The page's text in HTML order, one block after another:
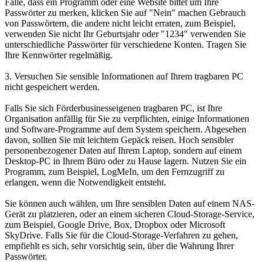
Passwörter zu merken, klicken Sie auf "Nein" machen Gebrauch
von Passwörtern, die andere nicht leicht erraten, zum Beispiel,
verwenden Sie nicht Ihr Geburtsjahr oder "1234" verwenden Sie
unterschiedliche Passwörter für verschiedene Konten. Tragen Sie
Ihre Kennwörter regelmäßig.
3. Versuchen Sie sensible Informationen auf Ihrem tragbaren PC
nicht gespeichert werden.
Falls Sie sich Förderbusinesseigenen tragbaren PC, ist Ihre
Organisation anfällig für Sie zu verpflichten, einige Informationen
und Software-Programme auf dem System speichern. Abgesehen
davon, sollten Sie mit leichtem Gepäck reisen. Hoch sensibler
personenbezogener Daten auf Ihrem Laptop, sondern auf einem
Desktop-PC in Ihrem Büro oder zu Hause lagern. Nutzen Sie ein
Programm, zum Beispiel, LogMeIn, um den Fernzugriff zu
erlangen, wenn die Notwendigkeit entsteht.
Sie können auch wählen, um Ihre sensiblen Daten auf einem NAS-
Gerät zu platzieren, oder an einem sicheren Cloud-Storage-Service,
zum Beispiel, Google Drive, Box, Dropbox oder Microsoft
SkyDrive. Falls Sie für die Cloud-Storage-Verfahren zu gehen,
empfiehlt es sich, sehr vorsichtig sein, über die Wahrung Ihrer
Passwörter.